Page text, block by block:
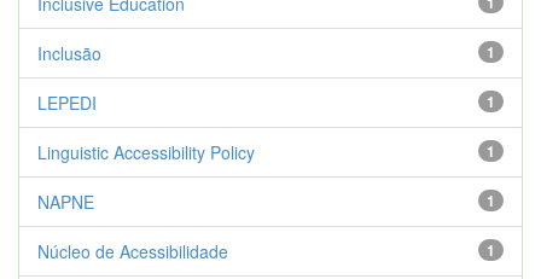
1
Inclusão
1
LEPEDI
1
Linguistic Accessibility Policy
1
NAPNE
1
Núcleo de Acessibilidade